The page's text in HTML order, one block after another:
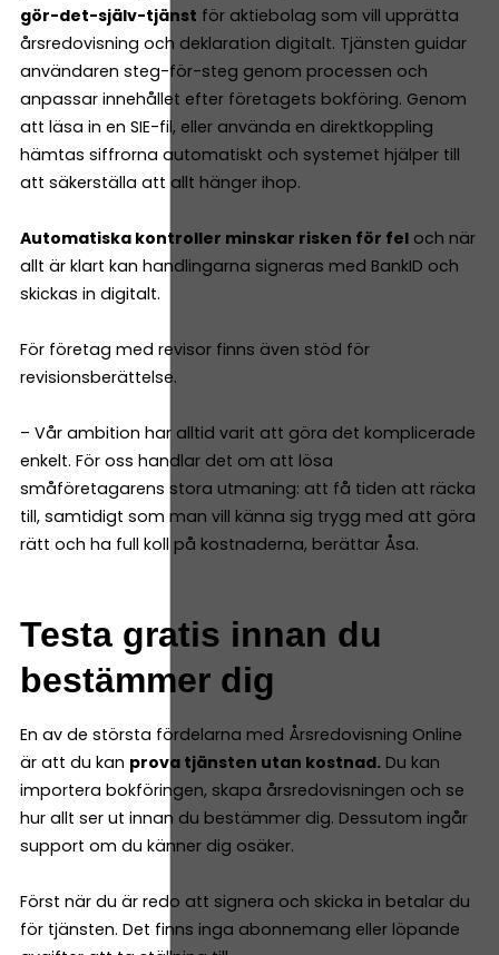
gör-det-själv-tjänst för aktiebolag som vill upprätta
årsredovisning och deklaration digitalt. Tjänsten guidar
användaren steg-för-steg genom processen och
anpassar innehållet efter företagets bokföring. Genom
att läsa in en SIE-fil, eller använda en direktkoppling
hämtas siffrorna automatiskt och systemet hjälper till
att säkerställa att allt hänger ihop.
Automatiska kontroller minskar risken för fel och när
allt är klart kan handlingarna signeras med BankID och
skickas in digitalt.
För företag med revisor finns även stöd för
revisionsberättelse.
– Vår ambition har alltid varit att göra det komplicerade
enkelt. För oss handlar det om att lösa
småföretagarens stora utmaning: att få tiden att räcka
till, samtidigt som man vill känna sig trygg med att göra
rätt och ha full koll på kostnaderna, berättar Åsa.
Testa gratis innan du
bestämmer dig
En av de största fördelarna med Årsredovisning Online
är att du kan prova tjänsten utan kostnad. Du kan
importera bokföringen, skapa årsredovisningen och se
hur allt ser ut innan du bestämmer dig. Dessutom ingår
support om du känner dig osäker.
Först när du är redo att signera och skicka in betalar du
för tjänsten. Det finns inga abonnemang eller löpande